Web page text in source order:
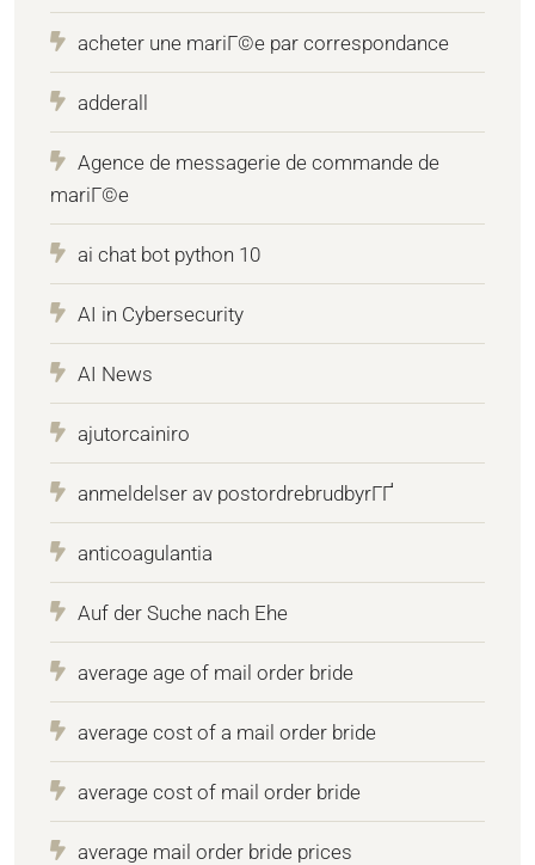
acheter une mariГ©e par correspondance
adderall
Agence de messagerie de commande de
mariГ©e
ai chat bot python 10
AI in Cybersecurity
AI News
ajutorcainiro
anmeldelser av postordrebrudbyrГҐ
anticoagulantia
Auf der Suche nach Ehe
average age of mail order bride
average cost of a mail order bride
average cost of mail order bride
average mail order bride prices